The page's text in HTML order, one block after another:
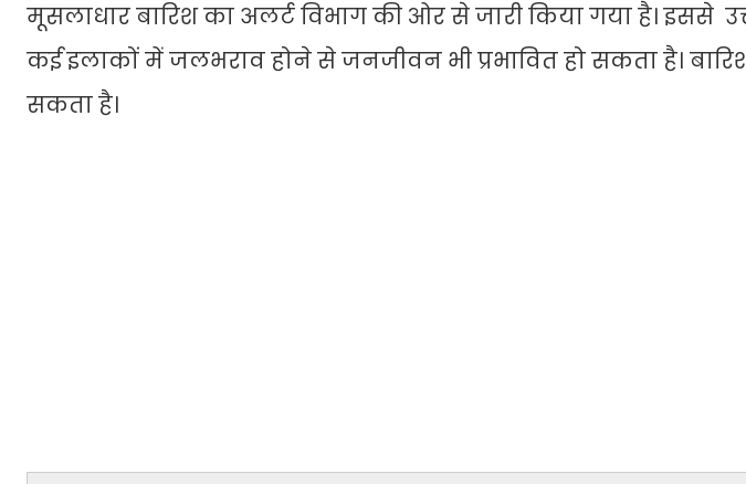
मूसलाधार बारिश का अलर्ट विभाग की ओर से जारी किया गया है। इससे
कई इलाकों में जलभराव होने से जनजीवन भी प्रभावित हो सकता है। बारिश
सकता है।